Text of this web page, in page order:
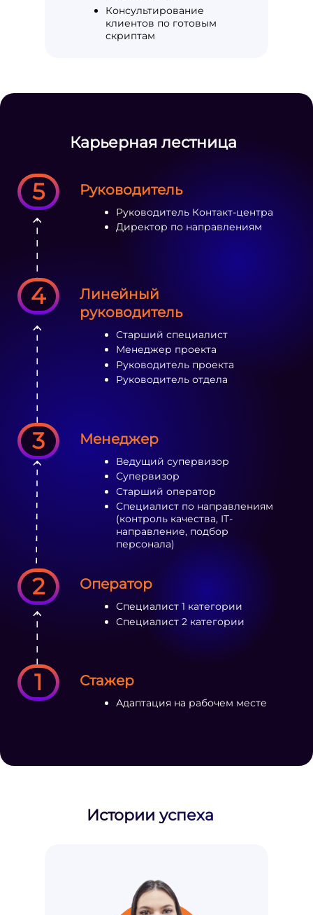
Консультирование
клиентов по готовым
скриптам
Карьерная лестница
1
2
3
4
5
Стажер
Адаптация на рабочем месте
Оператор
Специалист 1 категории
Специалист 2 категории
Менеджер
Ведущий супервизор
Супервизор
Старший оператор
Специалист по направлениям
(контроль качества, IT-
направление, подбор
персонала)
Линейный
руководитель
Старший специалист
Менеджер проекта
Руководитель проекта
Руководитель отдела
Руководитель
Руководитель Контакт-центра
Директор по направлениям
Истории успеха